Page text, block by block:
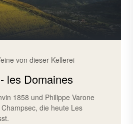
von dieser Kellerei
les Domaines
1858 und Philippe Varone
die heute Les